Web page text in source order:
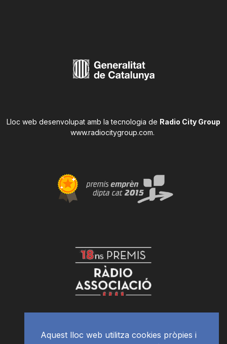
Lloc web desenvolupat amb la tecnologia de Radio City Group
www.radiocitygroup.com.
Aquest lloc web utilitza cookies pròpies i